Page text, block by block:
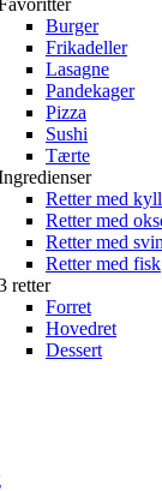
Burger
Frikadeller
Lasagne
Pandekager
Pizza
Sushi
Tærte
Retter med
Retter med
Retter med
Retter med fisk
retter
Forret
Hovedret
Dessert